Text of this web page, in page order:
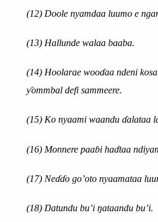
(12) Doole nyamdaa luumo e nga
(13) Hallunde walaa baaba.
(14) Hoolarae wooɗaa ndeni
ƴommbal defi sammeere.
(15) Ko nyaami waandu ɗalataa
(16) Monnere paaɓi haɗtaa
(17) Neɗɗo go’oto nyaamataa
(18) Ŋatundu bu’i ŋataandu bu’i.